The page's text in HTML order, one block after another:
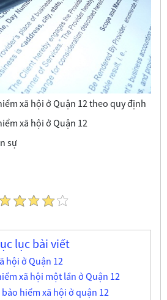
xã hội ở Quận 12 theo quy định
xã hội ở Quận 12
sự
lục bài viết
hội ở Quận 12
xã hội một lần ở Quận 12
hiểm xã hội ở quận 12